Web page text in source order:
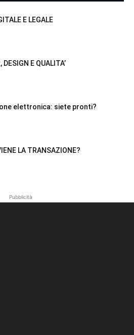
E LEGALE
DESIGN E QUALITA’
elettronica: siete pronti?
LA TRANSAZIONE?
Pubblicità